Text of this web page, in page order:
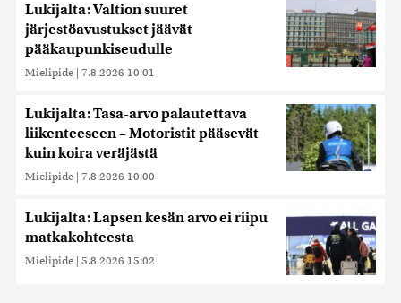
Lukijalta: Valtion suuret
järjestöavustukset jäävät
pääkaupunkiseudulle
Mielipide | 7.8.2026 10:01
Lukijalta: Tasa-arvo palautettava
liikenteeseen – Motoristit pääsevät
kuin koira veräjästä
Mielipide | 7.8.2026 10:00
Lukijalta: Lapsen kesän arvo ei riipu
matkakohteesta
Mielipide | 5.8.2026 15:02